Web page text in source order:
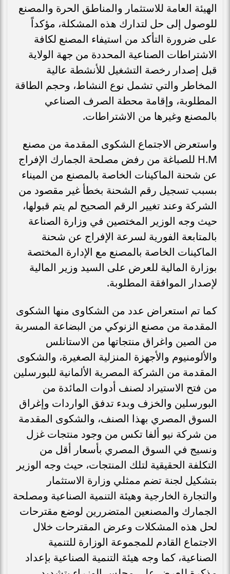
الهيئة العامة للاستثمار والمناطق الحرة والمصنع
للوصول إلى حل لتدارك هذه المشكلة، مؤكداً
على ضرورة التأكد من استيفاء المصنع لكافة
الاشتراطات الصناعية المحددة من جهة الولاية
قبل إصدار رخصة التشغيل للأنشطة عالية
المخاطر والتي تشمل نوع النشاط، وحجم الطاقة
المطلوبة، وإقامة محطة الصرف الصناعي
بالمصنع وغيرها من الاشتراطات.
واستعرض الاجتماع الشكوى المقدمة من مصنع
H.M للصباغة من رفض مصلحة الجمارك الإفراج
عن شحنة الماكينات الخاصة بالمصنع من الميناء
بسبب تسجيل رقم الشحنة بخطأ غير مقصود من
الشركة وعند تغيير الرقم الصحيح لم يتم قبولها،
حيث وجه الوزير المختصين في وزارة الصناعة
بالمتابعة الفورية لسرعة الإفراج عن شحنة
الماكينات الخاصة بالمصنع مع الإدارة المختصة
بوزارة المالية للعرض على السيد وزير المالية
لإصدار الموافقة المطلوبة.
كما تم استعراض عدد من الشكاوى منها الشكوى
المقدمة من مصنع الزنوكي من البضاعة المسربة
من الصين واغراق منتجاتها من الاستانلس
والألومنيوم والأجهزة المنزلية الصغيرة، والشكوى
المقدمة من الشركة المصرية الألمانية للبورسلين
من فتح الاستيراد لصنف أدوات المائدة من
البورسلين والخزف وبدء تدفق الواردات وإغراق
السوق المصري بهذا الصنف، والشكوى المقدمة
من شركة نيو ألفا تكس من وجود منتجات غزل
ونسيج في السوق المصري بأسعار أقل من
التكلفة الحقيقية لتلك المنتجات، حيث وجه الوزير
بتشكيل لجنة تضم ممثلي وزارة الاستثمار
والتجارة الخارجية وهيئة التنمية الصناعية ومصلحة
الجمارك والمصنعين المتضررين لوضع مقترحات
لحل هذه المشكلات وعرض المقترحات خلال
الاجتماع القادم للمجموعة الوزارة للتنمية
الصناعية، كما وجه هيئة التنمية الصناعية بإعداد